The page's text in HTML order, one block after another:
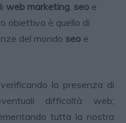
web marketing, seo e
obiettivo è quello di
del mondo seo e
la presenza di
difficoltà web;
tutta la nostra